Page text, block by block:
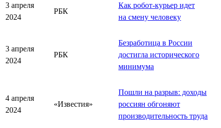
3 апреля
2024
РБК
Как робот-курьер идет
на смену человеку
3 апреля
2024
РБК
Безработица в России
достигла исторического
минимума
4 апреля
2024
«Известия»
Пошли на разрыв: доходы
россиян обгоняют
производительность труда